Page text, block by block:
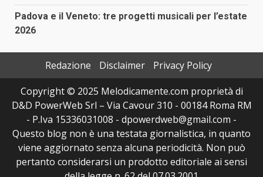
Padova e il Veneto: tre progetti musicali per l’estate
2026
Redazione Disclaimer
Privacy Policy
Copyright © 2025 Melodicamente.com proprietà di
D&D PowerWeb Srl – Via Cavour 310 - 00184 Roma RM
- P.Iva 15336031008 - dpowerdweb@gmail.com -
Questo blog non è una testata giornalistica, in quanto
viene aggiornato senza alcuna periodicità. Non può
pertanto considerarsi un prodotto editoriale ai sensi